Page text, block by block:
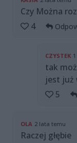
Czy Można
4
CZYSTEK
tak
jest już
5
OLA 2 lata temu
Raczej głębie